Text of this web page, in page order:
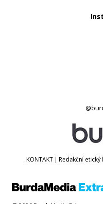
KONTAKT| Redakční etický